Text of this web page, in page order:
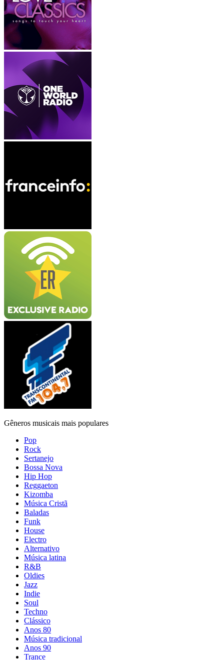
Gêneros musicais mais populares
Pop
Rock
Sertanejo
Bossa Nova
Hip Hop
Reggaeton
Kizomba
Música Cristã
Baladas
Funk
House
Electro
Alternativo
Música latina
R&B
Oldies
Jazz
Indie
Soul
Techno
Clássico
Anos 80
Música tradicional
Anos 90
Trance